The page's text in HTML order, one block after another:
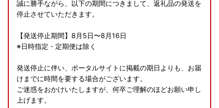
誠に勝手ながら、以下の期間につきまして、返礼品の発送を
停止させていただきます。
【発送停止期間】8月5日〜8月16日
※日時指定・定期便は除く
発送停止に伴い、ポータルサイトに掲載の期日よりも、お届
けまでに時間を要する場合がございます。
ご迷惑をおかけいたしますが、何卒ご理解のほどお願い申し
上げます。